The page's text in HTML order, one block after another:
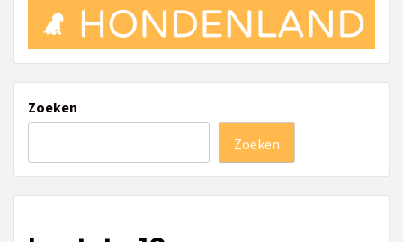
Zoeken
Zoeken